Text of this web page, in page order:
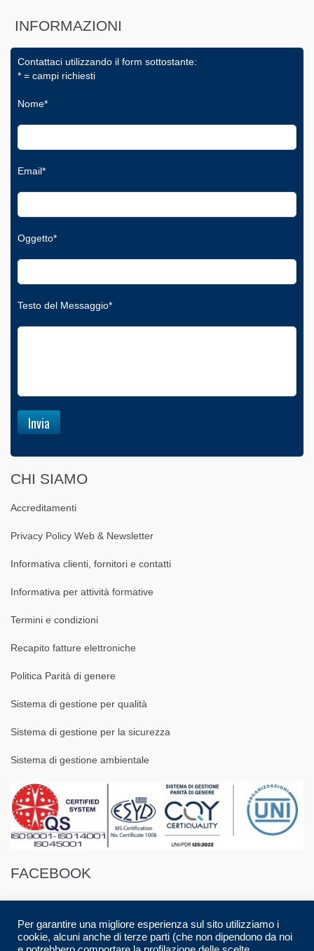
INFORMAZIONI
Contattaci utilizzando il form sottostante:
* = campi richiesti
Nome*
Email*
Oggetto*
Testo del Messaggio*
CHI SIAMO
Accreditamenti
Privacy Policy Web & Newsletter
Informativa clienti, fornitori e contatti
Informativa per attività formative
Termini e condizioni
Recapito fatture elettroniche
Politica Parità di genere
Sistema di gestione per qualità
Sistema di gestione per la sicurezza
Sistema di gestione ambientale
FACEBOOK
Per garantire una migliore esperienza sul sito utilizziamo i
cookie, alcuni anche di terze parti (che non dipendono da noi